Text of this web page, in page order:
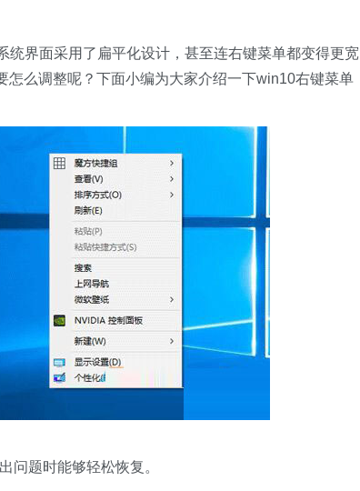
界面采用了扁平化设计，甚至连右键菜单都变得更宽
么调整呢？下面小编为大家介绍一下win10右键菜单
问题时能够轻松恢复。